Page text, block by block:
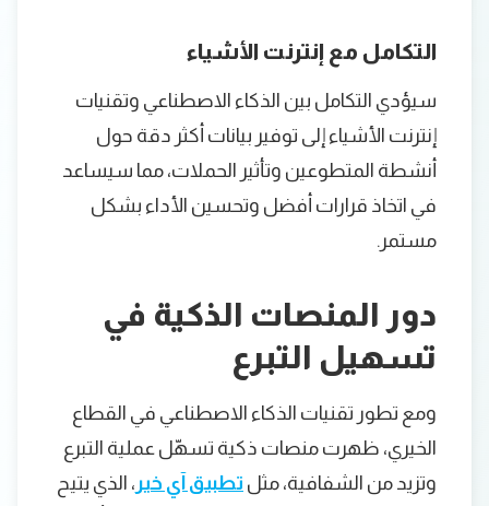
التكامل مع إنترنت الأشياء
سيؤدي التكامل بين الذكاء الاصطناعي وتقنيات
إنترنت الأشياء إلى توفير بيانات أكثر دقة حول
أنشطة المتطوعين وتأثير الحملات، مما سيساعد
في اتخاذ قرارات أفضل وتحسين الأداء بشكل
مستمر.
دور المنصات الذكية في
تسهيل التبرع
ومع تطور تقنيات الذكاء الاصطناعي في القطاع
الخيري، ظهرت منصات ذكية تسهّل عملية التبرع
وتزيد من الشفافية، مثل تطبيق آي خير ، الذي يتيح